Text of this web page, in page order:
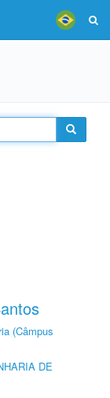
(Câmpus
DE